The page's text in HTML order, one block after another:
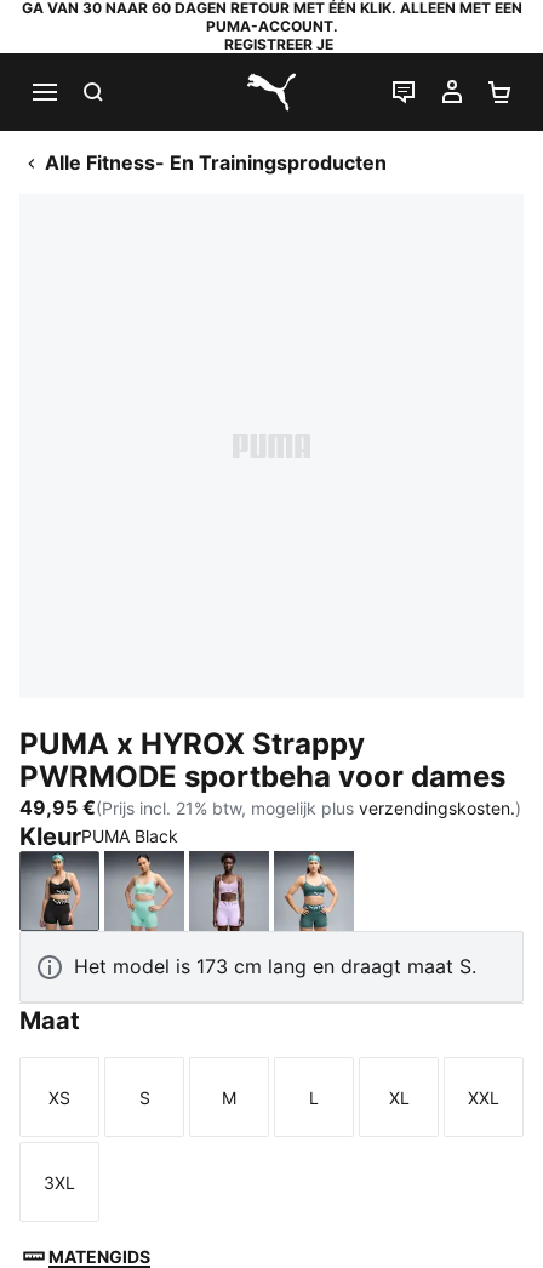
GA VAN 30 NAAR 60 DAGEN RETOUR MET ÉÉN KLIK. ALLEEN MET EEN
PUMA-ACCOUNT.
REGISTREER JE
PUMA.com
LIVE CHAT
MIJN
Alle Fitness- En Trainingsproducten
PUMA x HYROX Strappy
PWRMODE sportbeha voor dames
49,95 €(Prijs incl. 21% btw, mogelijk plus verzendingskosten.)
KleurPUMA Black
PUMA BlackIntense MintLight LavenderHerb Garden
Het model is 173 cm lang en draagt maat S.
Maat
Maat
XS
Maat
S
Maat
M
Maat
L
Maat
XL
Maat
XXL
Maat
3XL
MATENGIDS